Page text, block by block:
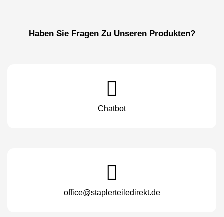
Haben Sie Fragen Zu Unseren Produkten?
Chatbot
office@staplerteiledirekt.de